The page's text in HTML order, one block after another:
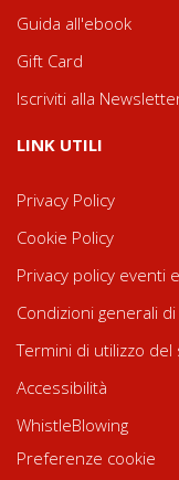
Guida all'ebook
Gift Card
Iscriviti alla
LINK UTILI
Privacy Policy
Cookie Policy
Privacy policy eventi
Condizioni generali
Termini di utilizzo del
Accessibilità
WhistleBlowing
Preferenze cookie